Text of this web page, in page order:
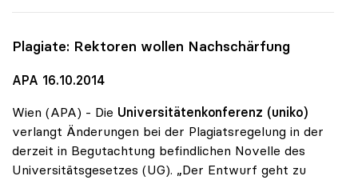
Plagiate: Rektoren wollen Nachschärfung
APA 16.10.2014
Wien (APA) - Die Universitätenkonferenz (uniko)
verlangt Änderungen bei der Plagiatsregelung in der
derzeit in Begutachtung befindlichen Novelle des
Universitätsgesetzes (UG). „Der Entwurf geht zu